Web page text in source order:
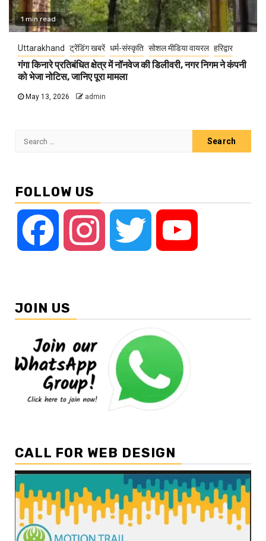
1 min read
Uttarakhand ट्रेंडिंग खबरें धर्म-संस्कृति सोशल मीडिया वायरल हरिद्वार
गंगा किनारे प्रतिबंधित क्षेत्र में नॉनवेज की डिलीवरी, नगर निगम ने कंपनी
को भेजा नोटिस, जानिए पूरा मामला
May 13, 2026 admin
Search
FOLLOW US
Facebook Instagram Twitter
JOIN US
CALL FOR WEB DESIGN